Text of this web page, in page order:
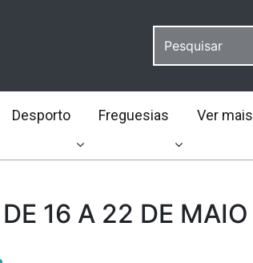
Desporto Freguesias Ver mais
16 A 22 DE MAIO